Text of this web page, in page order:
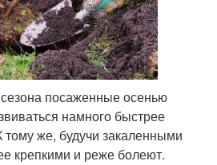
посаженные осенью
намного быстрее
же, будучи закаленными
крепкими и реже болеют.